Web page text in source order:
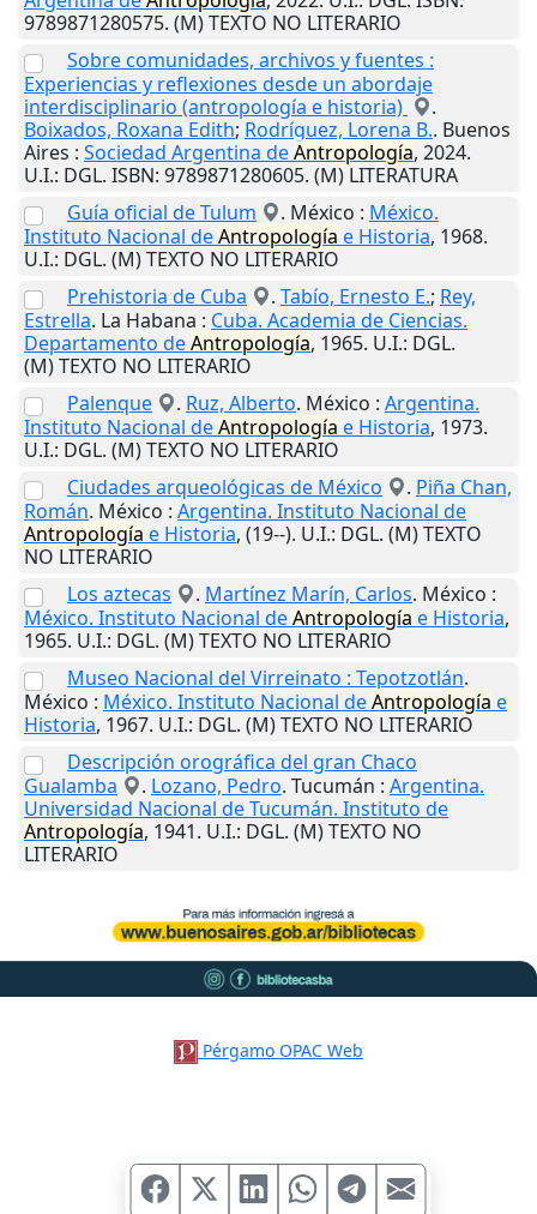
9789871280575. (M) TEXTO NO LITERARIO
Sobre comunidades, archivos y fuentes :
Experiencias y reflexiones desde un abordaje
interdisciplinario (antropología e historia)
.
Boixados, Roxana Edith; Rodríguez, Lorena B.. Buenos
Aires : Sociedad Argentina deAntropología, 2024.
U.I.: DGL. ISBN: 9789871280605. (M) LITERATURA
Guía oficial de Tulum
. México : México.
Instituto Nacional deAntropología e Historia, 1968.
U.I.: DGL. (M) TEXTO NO LITERARIO
Prehistoria de Cuba
. Tabío, Ernesto E.; Rey,
Estrella. La Habana : Cuba. Academia de Ciencias.
Departamento deAntropología, 1965. U.I.: DGL.
(M) TEXTO NO LITERARIO
Palenque
. Ruz, Alberto. México : Argentina.
Instituto Nacional deAntropología e Historia, 1973.
U.I.: DGL. (M) TEXTO NO LITERARIO
Ciudades arqueológicas de México
. Piña Chan,
Román. México : Argentina. Instituto Nacional de
Antropología e Historia, (19--). U.I.: DGL. (M) TEXTO
NO LITERARIO
Los aztecas
. Martínez Marín, Carlos. México :
México. Instituto Nacional deAntropología e Historia,
1965. U.I.: DGL. (M) TEXTO NO LITERARIO
Museo Nacional del Virreinato : Tepotzotlán.
México : México. Instituto Nacional deAntropología e
Historia, 1967. U.I.: DGL. (M) TEXTO NO LITERARIO
Descripción orográfica del gran Chaco
Gualamba
. Lozano, Pedro. Tucumán : Argentina.
Universidad Nacional de Tucumán. Instituto de
Antropología, 1941. U.I.: DGL. (M) TEXTO NO
LITERARIO
Pérgamo OPAC Web